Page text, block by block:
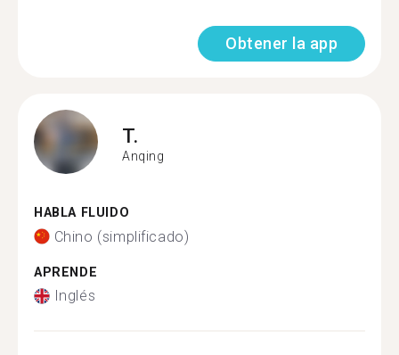
Obtener la app
T.
Anqing
HABLA FLUIDO
Chino (simplificado)
APRENDE
Inglés